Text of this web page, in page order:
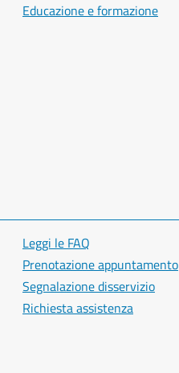
Educazione e formazione
Leggi le FAQ
Prenotazione appuntamento
Segnalazione disservizio
Richiesta assistenza